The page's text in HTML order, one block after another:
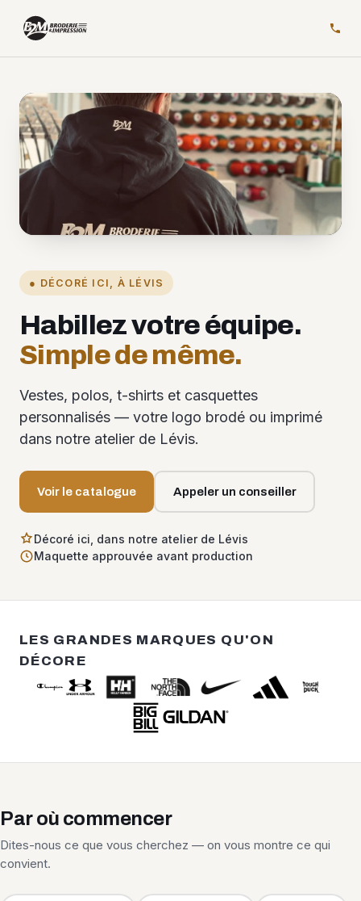
● DÉCORÉ ICI, À LÉVIS
Habillez votre équipe.
Simple de même.
Vestes, polos, t-shirts et casquettes
personnalisés — votre logo brodé ou imprimé
dans notre atelier de Lévis.
Voir le catalogue Appeler un conseiller
Décoré ici, dans notre atelier de Lévis
Maquette approuvée avant production
LES GRANDES MARQUES QU'ON
DÉCORE
Par où commencer
Dites-nous ce que vous cherchez — on vous montre ce qui
convient.